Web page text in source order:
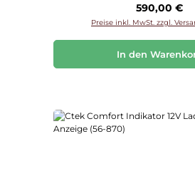
Regulärer
590,00 €
Preise inkl. MwSt. zzgl.
In den